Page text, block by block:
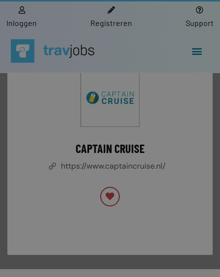
Inloggen Registreren Support
CAPTAIN CRUISE
https://www.captaincruise.nl/